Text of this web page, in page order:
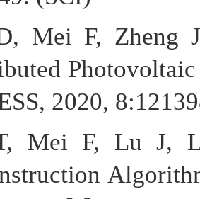
Mei F, Zheng
Mei F, Lu J,